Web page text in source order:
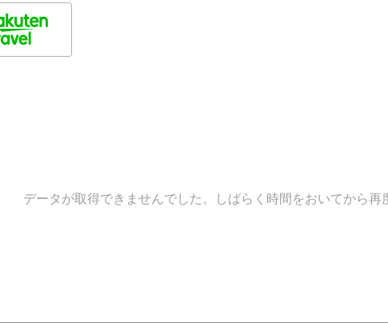
データが取得できませんでした。しばらく時間をおいてから再